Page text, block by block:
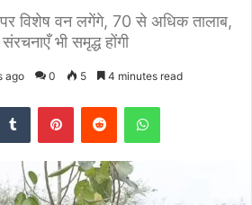
पर विशेष वन लगेंगे, 70 से अधिक तालाब,
भी समृद्ध होंगी
ago 0 5 4 minutes read